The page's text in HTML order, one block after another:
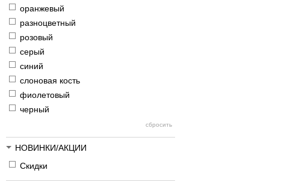
оранжевый
разноцветный
розовый
серый
синий
слоновая кость
фиолетовый
черный
НОВИНКИ/АКЦИИ
Скидки